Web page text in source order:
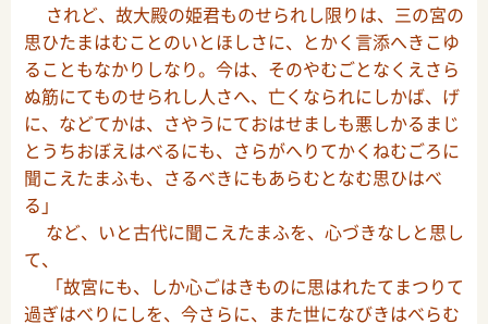
されど、故大殿の姫君ものせられし限りは、三の宮の
思ひたまはむことのいとほしさに、とかく言添へきこゆ
ることもなかりしなり。今は、そのやむごとなくえさら
ぬ筋にてものせられし人さへ、亡くなられにしかば、げ
に、などてかは、さやうにておはせましも悪しかるまじ
とうちおぼえはべるにも、さらがへりてかくねむごろに
聞こえたまふも、さるべきにもあらむとなむ思ひはべ
る」
など、いと古代に聞こえたまふを、心づきなしと思し
て、
「故宮にも、しか心ごはきものに思はれたてまつりて
過ぎはべりにしを、今さらに、また世になびきはべらむ